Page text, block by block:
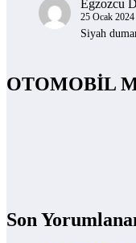
Egzozcu
25 Ocak 2024
Siyah
OTOMOBİL
Son